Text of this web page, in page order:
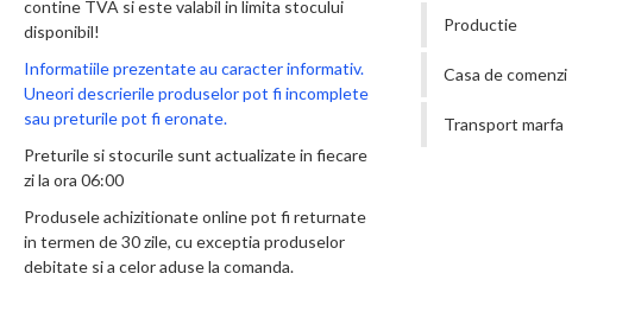
contine TVA si este valabil in limita stocului
disponibil!
Informatiile prezentate au caracter informativ.
Uneori descrierile produselor pot fi incomplete
sau preturile pot fi eronate.
Preturile si stocurile sunt actualizate in fiecare
zi la ora 06:00
Produsele achizitionate online pot fi returnate
in termen de 30 zile, cu exceptia produselor
debitate si a celor aduse la comanda.
Productie
Casa de comenzi
Transport marfa